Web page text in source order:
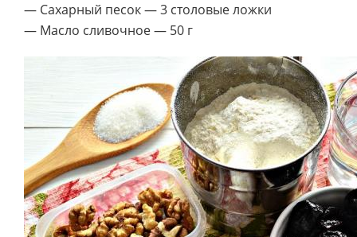
— Сахарный песок — 3 столовые ложки
— Масло сливочное — 50 г